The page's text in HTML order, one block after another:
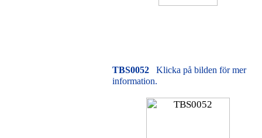
TBS0052
Klicka på bilden för mer
information.